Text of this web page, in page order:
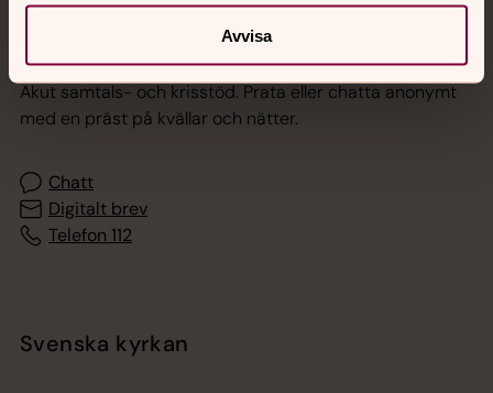
Avvisa
Jourhavande präst
Akut samtals- och krisstöd. Prata eller chatta anonymt
med en präst på kvällar och nätter.
Chatt
Digitalt brev
Telefon 112
Svenska kyrkan